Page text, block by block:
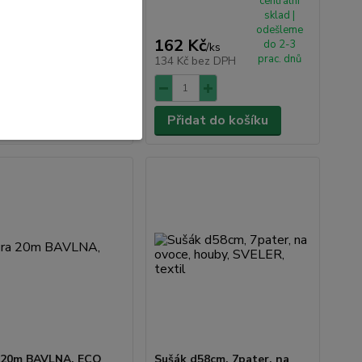
162 Kč/ks
134 Kč bez DPH
sklad |
odešleme
do 2-3
prac. dnů
Přidat do košíku